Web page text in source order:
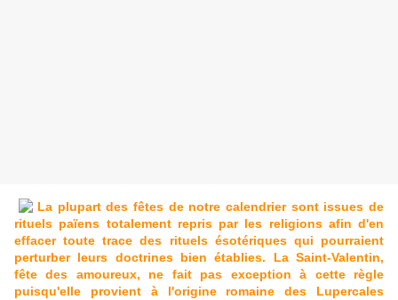
La plupart des fêtes de notre calendrier sont issues de
rituels païens totalement repris par les religions afin d'en
effacer toute trace des rituels ésotériques qui pourraient
perturber leurs doctrines bien établies. La Saint-Valentin,
fête des amoureux, ne fait pas exception à cette règle
puisqu'elle provient à l'origine romaine des Lupercales